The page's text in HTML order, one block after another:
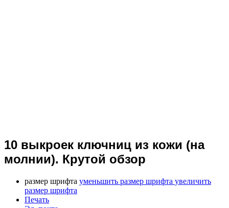
10 выкроек ключниц из кожи (на
молнии). Крутой обзор
размер шрифта уменьшить размер шрифта увеличить
размер шрифта
Печать